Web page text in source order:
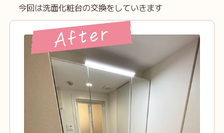
今回は洗面化粧台の交換をしていきます